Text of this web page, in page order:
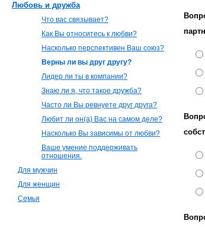
Любовь и дружба
Что вас связывает?
Как Вы относитесь к любви?
Насколько перспективен Ваш союз?
Верны ли вы друг другу?
Лидер ли ты в компании?
Знаю ли я, что такое дружба?
Часто ли Вы ревнуете друг друга?
Любит ли он(а) Вас на самом деле?
Насколько Вы зависимы от любви?
Ваше умение поддерживать
отношения.
Для мужчин
Для женщин
Семья